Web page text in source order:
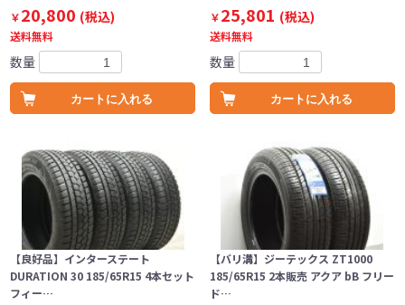
￥20,800 (税込)
送料無料
数量
カートに入れる
￥25,801 (税込)
送料無料
数量
カートに入れる
【良好品】インターステート
DURATION 30 185/65R15 4本セット
フィー…
【バリ溝】ジーテックス ZT1000
185/65R15 2本販売 アクア bB フリー
ド…